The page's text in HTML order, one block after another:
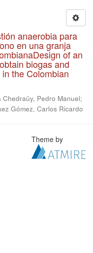
anaerobia para
en una granja
of an
biogas and
the Colombian
Chedraüy, Pedro Manuel;
Gómez, Carlos Ricardo
Theme by